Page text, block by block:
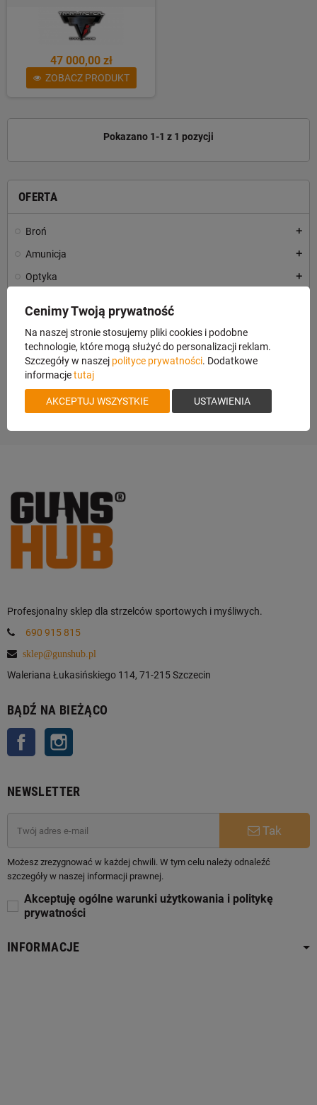
OFERTA
Broń add
Amunicja add
Optyka add
Akcesoria
Czyszczenie Broni
Polowanie
Vouchery
47 000,00 zł
ZOBACZ PRODUKT
Pokazano 1-1 z 1 pozycji
Profesjonalny sklep dla strzelców sportowych i myśliwych.
690 915 815
sklep@gunshub.pl
Waleriana Łukasińskiego 114, 71-215 Szczecin
BĄDŹ NA BIEŻĄCO
Facebook
NEWSLETTER
Tak
Możesz zrezygnować w każdej chwili. W tym celu należy odnaleźć
szczegóły w naszej informacji prawnej.
Akceptuję ogólne warunki użytkowania i politykę
prywatności
INFORMACJE
Cenimy Twoją prywatność
Na naszej stronie stosujemy pliki cookies i podobne
technologie, które mogą służyć do personalizacji reklam.
Szczegóły w naszej polityce prywatności. Dodatkowe
informacjetutaj
AKCEPTUJ WSZYSTKIE USTAWIENIA